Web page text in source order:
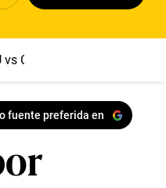
vs Cristal
fuente preferida en